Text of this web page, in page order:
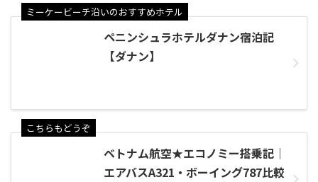
ペニンシュラホテルダナン宿泊記
【ダナン】
ミーケービーチ沿いのおすすめホテル
ベトナム航空★エコノミー搭乗記｜
エアバスA321・ボーイング787比較
こちらもどうぞ